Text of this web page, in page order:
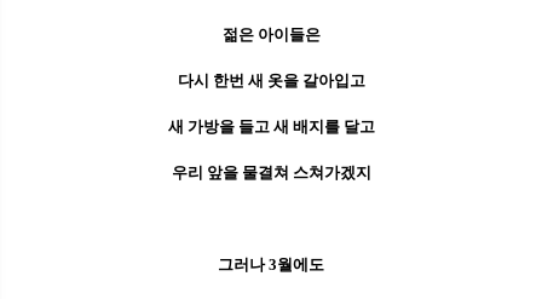
젊은 아이들은
다시 한번 새 옷을 갈아입고
새 가방을 들고 새 배지를 달고
우리 앞을 물결쳐 스쳐가겠지
그러나 3월에도